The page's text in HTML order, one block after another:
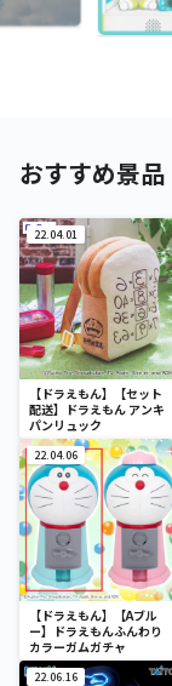
おすすめ景品
22.04.01
【ドラえもん】【セット
配送】ドラえもん アンキ
パンリュック
22.04.06
【ドラえもん】【Aブル
ー】ドラえもんふんわり
カラーガムガチャ
22.06.16